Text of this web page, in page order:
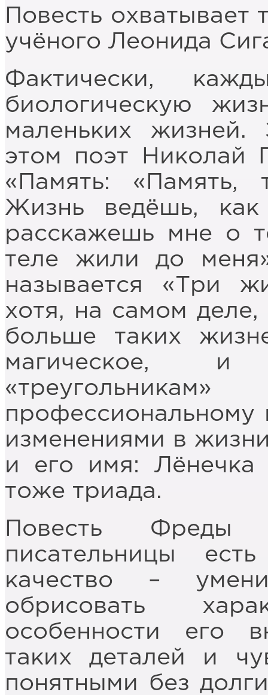
Повесть
учёного Леонида
Фактически,
биологическую
маленьких жизней.
этом поэт Николай
«Память:
Жизнь ведёшь,
расскажешь мне о
теле жили до
называется «Три
хотя, на самом
больше таких
магическое, и
изменениями в
и его имя:
тоже триада.
Повесть Фреды
писательницы
качество –
обрисовать
особенности его
таких деталей и
понятными без